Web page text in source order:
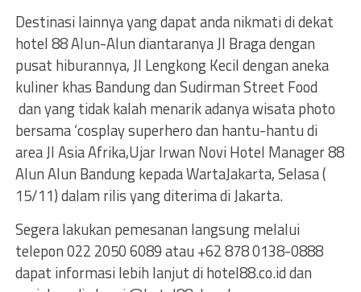
Destinasi lainnya yang dapat anda nikmati di dekat
hotel 88 Alun-Alun diantaranya Jl Braga dengan
pusat hiburannya, Jl Lengkong Kecil dengan aneka
kuliner khas Bandung dan Sudirman Street Food
dan yang tidak kalah menarik adanya wisata photo
bersama ‘cosplay superhero dan hantu-hantu di
area Jl Asia Afrika,Ujar Irwan Novi Hotel Manager 88
Alun Alun Bandung kepada WartaJakarta, Selasa (
15/11) dalam rilis yang diterima di Jakarta.
Segera lakukan pemesanan langsung melalui
telepon 022 2050 6089 atau +62 878 0138-0888
dapat informasi lebih lanjut di hotel88.co.id dan